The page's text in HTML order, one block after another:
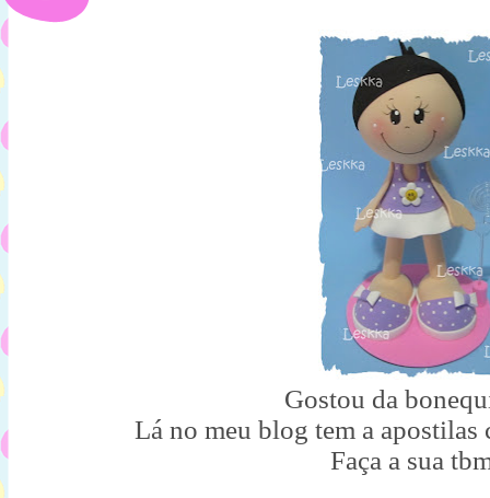
Gostou da
Lá no meu blog tem a apostilas
Faça a sua